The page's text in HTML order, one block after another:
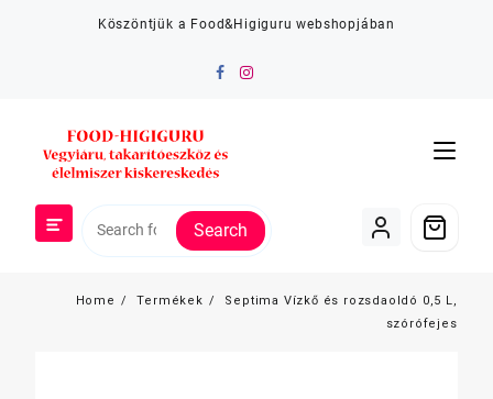
Köszöntjük a Food&Higiguru webshopjában
Search
Home Termékek
Septima Vízkő és rozsdaoldó 0,5 L,
szórófejes